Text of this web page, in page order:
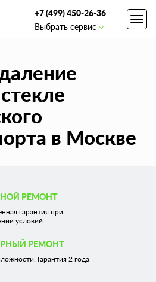
+7 (499) 450-26-36
Выбрать сервис
в Москве
РЕМОНТ
гарантия при
условий
РЕМОНТ
Гарантия 2 года